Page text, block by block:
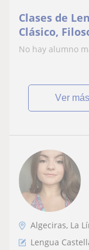
Clases de
Clásico,
No hay alumno
ver más
Algeciras, La
Lengua